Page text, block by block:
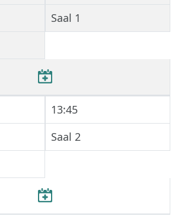
Saal 1
13:45
Saal 2